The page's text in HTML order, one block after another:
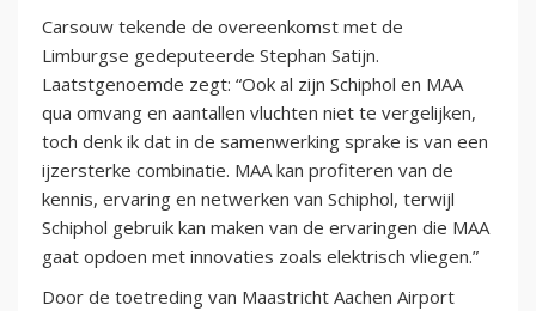
Carsouw tekende de overeenkomst met de
Limburgse gedeputeerde Stephan Satijn.
Laatstgenoemde zegt: “Ook al zijn Schiphol en MAA
qua omvang en aantallen vluchten niet te vergelijken,
toch denk ik dat in de samenwerking sprake is van een
ijzersterke combinatie. MAA kan profiteren van de
kennis, ervaring en netwerken van Schiphol, terwijl
Schiphol gebruik kan maken van de ervaringen die MAA
gaat opdoen met innovaties zoals elektrisch vliegen.”
Door de toetreding van Maastricht Aachen Airport